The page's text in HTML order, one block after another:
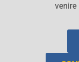
venire